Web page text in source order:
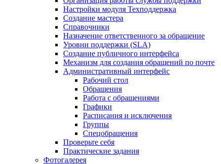
Настройки модуля Техподдержка
Создание мастера
Справочники
Назначение ответственного за обращение
Уровни поддержки (SLA)
Создание публичного интерфейса
Механизм для создания обращений по почте
Административный интерфейс
Рабочий стол
Обращения
Работа с обращениями
Графики
Расписания и исключения
Группы
Спецобращения
Проверьте себя
Практические задания
Фотогалерея